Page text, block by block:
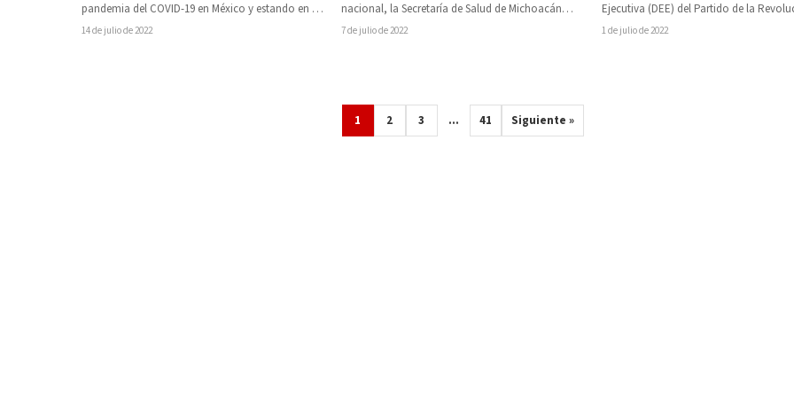
pandemia del COVID-19 en México y estando en la
quinta ola…
14 de julio de 2022
nacional, la Secretaría de Salud de Michoacán
(SSM) hace un llamado…
7 de julio de 2022
Ejecutiva (DEE) del Partido de la
Democrática (PRD), señalaron la
1 de julio de 2022
1 2 3 … 41 Siguiente »